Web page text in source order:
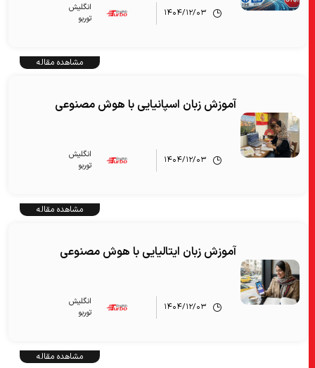
۱۴۰۴/۱۲/۰۳
انگلیش‌
توربو
مشاهده مقاله
آموزش زبان اسپانیایی با هوش مصنوعی
۱۴۰۴/۱۲/۰۳
انگلیش‌
توربو
مشاهده مقاله
آموزش زبان ایتالیایی با هوش مصنوعی
۱۴۰۴/۱۲/۰۳
انگلیش‌
توربو
مشاهده مقاله